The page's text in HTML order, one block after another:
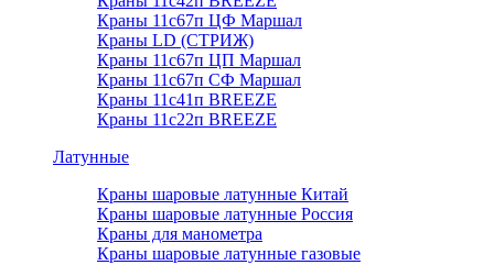
Краны 11с67п ЦФ Маршал
Краны LD (СТРИЖ)
Краны 11с67п ЦП Маршал
Краны 11с67п СФ Маршал
Краны 11с41п BREEZE
Краны 11с22п BREEZE
Латунные
Краны шаровые латунные Китай
Краны шаровые латунные Россия
Краны для манометра
Краны шаровые латунные газовые